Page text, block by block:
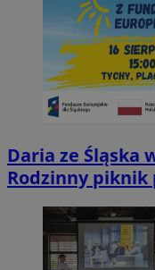
Daria ze Śląska
Rodzinny piknik